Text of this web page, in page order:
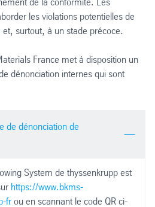
les violations potentielles de
surtout, à un stade précoce.
France met à disposition un
dénonciation internes qui sont
de dénonciation de
System de thyssenkrupp est
https://www.bkms-
fr ou en scannant le code QR ci-